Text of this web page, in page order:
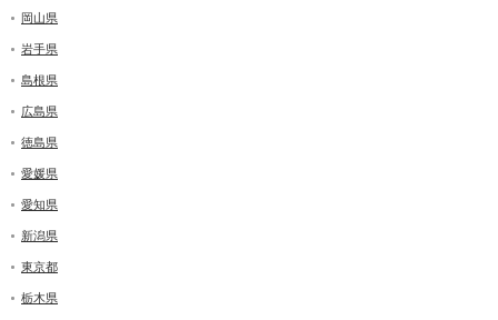
岡山県
岩手県
島根県
広島県
徳島県
愛媛県
愛知県
新潟県
東京都
栃木県